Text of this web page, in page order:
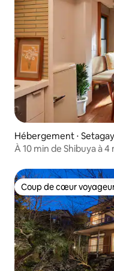
Hébergement ⋅
À 10 min de Shibuya à
Coup de cœur
Coup de cœur